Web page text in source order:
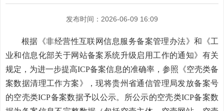
发布时间：2026-06-09 16:09
根据《非经营性互联网信息服务备案管理办法》和《工
业和信息化部关于网站备案系统升级启用工作的通知》有关
规定，为进一步提高ICP备案信息的准确率，参照《空壳类备
案数据清理工作方案》，现将贵州省通信管理局发放备案号
的空壳类ICP备案数据予以公示。所公示的空壳类ICP备案数